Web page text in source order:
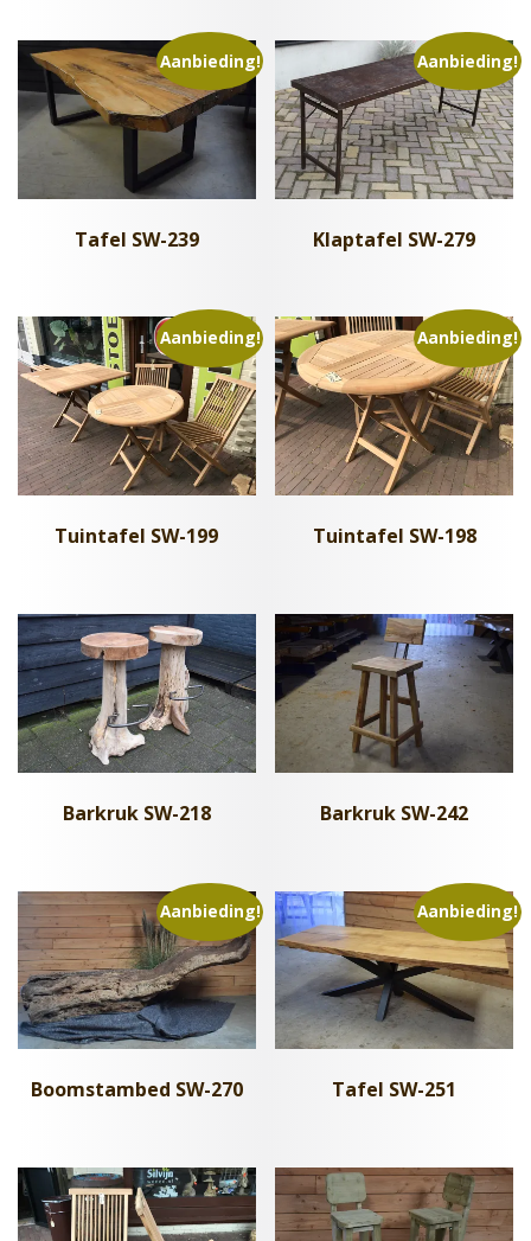
Aanbieding!
Tafel SW-239
Aanbieding!
Klaptafel SW-279
Aanbieding!
Tuintafel SW-199
Aanbieding!
Tuintafel SW-198
Barkruk SW-218 Barkruk SW-242
Aanbieding!
Boomstambed SW-270
Aanbieding!
Tafel SW-251